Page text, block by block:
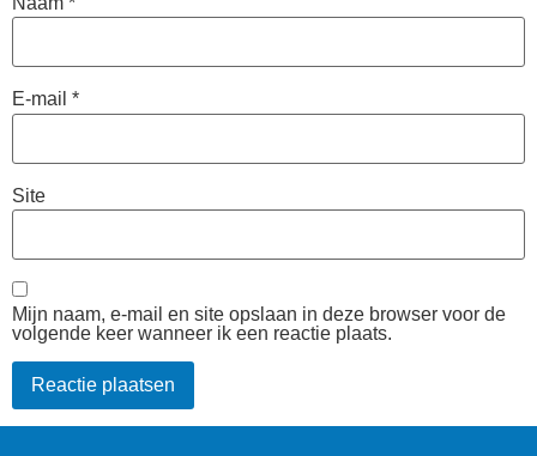
E-mail *
Site
Mijn naam, e-mail en site opslaan in deze browser voor de
volgende keer wanneer ik een reactie plaats.